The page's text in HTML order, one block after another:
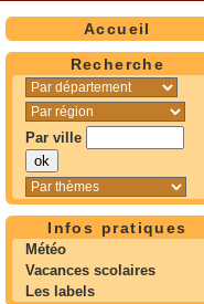
Accueil
Recherche
Par ville
Infos pratiques
Météo
Vacances scolaires
Les labels